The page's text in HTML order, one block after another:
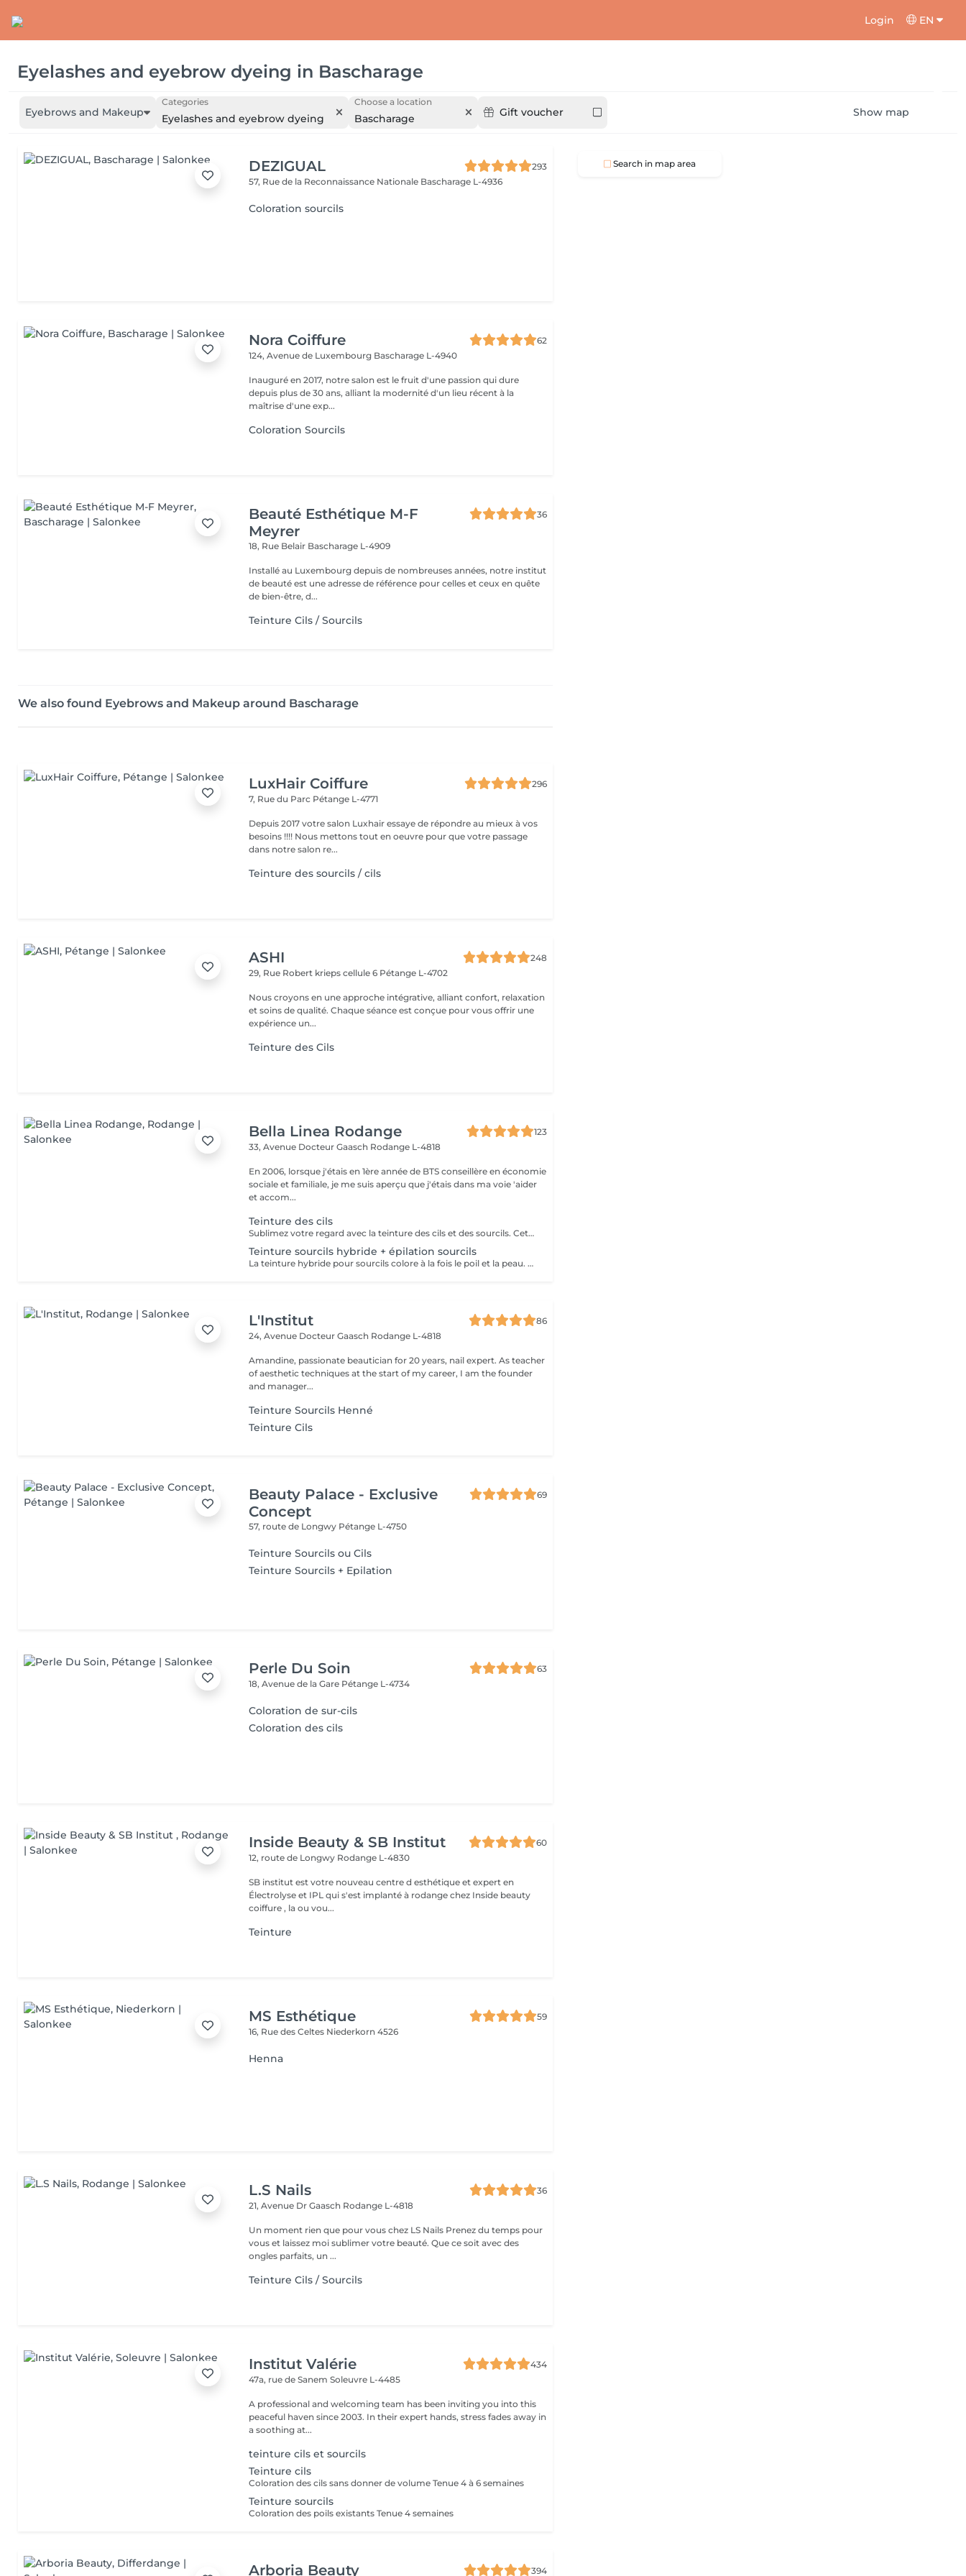
Login EN
Eyelashes and eyebrow dyeing in Bascharage
Eyebrows and Makeup
Categories
Eyelashes and eyebrow dyeing
Choose a location
Bascharage Gift voucher Show map
DEZIGUAL
293
57, Rue de la Reconnaissance Nationale Bascharage L-4936
Coloration sourcils
Nora Coiffure
62
124, Avenue de Luxembourg Bascharage L-4940
Inauguré en 2017, notre salon est le fruit d'une passion qui dure
depuis plus de 30 ans, alliant la modernité d'un lieu récent à la
maîtrise d'une exp...
Coloration Sourcils
Beauté Esthétique M-F
Meyrer
36
18, Rue Belair Bascharage L-4909
Installé au Luxembourg depuis de nombreuses années, notre institut
de beauté est une adresse de référence pour celles et ceux en quête
de bien-être, d...
Teinture Cils / Sourcils
We also found Eyebrows and Makeup around Bascharage
LuxHair Coiffure
296
7, Rue du Parc Pétange L-4771
Depuis 2017 votre salon Luxhair essaye de répondre au mieux à vos
besoins !!!! Nous mettons tout en oeuvre pour que votre passage
dans notre salon re...
Teinture des sourcils / cils
ASHI
248
29, Rue Robert krieps cellule 6 Pétange L-4702
Nous croyons en une approche intégrative, alliant confort, relaxation
et soins de qualité. Chaque séance est conçue pour vous offrir une
expérience un...
Teinture des Cils
Bella Linea Rodange
123
33, Avenue Docteur Gaasch Rodange L-4818
En 2006, lorsque j'étais en 1ère année de BTS conseillère en économie
sociale et familiale, je me suis aperçu que j'étais dans ma voie 'aider
et accom...
Teinture des cils
Sublimez votre regard avec la teinture des cils et des sourcils. Cette technique simple et efficace colore vos poils de manière uniforme et durable, créant l'illusion de cils plus fournis et de sourcils mieux dessinés. Les bénéfices : Regard intensifié naturellement Cils et sourcils mieux définis Effet maquillage longue durée sans retouche quotidienne Adapté à votre carnation grâce à une palette de teintes personnalisée Une solution idéale pour gagner du temps le matin et profiter d'un regard parfaitement souligné en toute simplicité.
Teinture sourcils hybride + épilation sourcils
La teinture hybride pour sourcils colore à la fois le poil et la peau. Cela donne un effet maquillé durable sans maquillage permanent.
L'Institut
86
24, Avenue Docteur Gaasch Rodange L-4818
Amandine, passionate beautician for 20 years, nail expert. As teacher
of aesthetic techniques at the start of my career, I am the founder
and manager...
Teinture Sourcils Henné
Teinture Cils
Beauty Palace - Exclusive
Concept
69
57, route de Longwy Pétange L-4750
Teinture Sourcils ou Cils
Teinture Sourcils + Epilation
Perle Du Soin
63
18, Avenue de la Gare Pétange L-4734
Coloration de sur-cils
Coloration des cils
Inside Beauty & SB Institut
60
12, route de Longwy Rodange L-4830
SB institut est votre nouveau centre d esthétique et expert en
Électrolyse et IPL qui s'est implanté à rodange chez Inside beauty
coiffure , la ou vou...
Teinture
MS Esthétique
59
16, Rue des Celtes Niederkorn 4526
Henna
L.S Nails
36
21, Avenue Dr Gaasch Rodange L-4818
Un moment rien que pour vous chez LS Nails Prenez du temps pour
vous et laissez moi sublimer votre beauté. Que ce soit avec des
ongles parfaits, un ...
Teinture Cils / Sourcils
Institut Valérie
434
47a, rue de SanemSoleuvre L-4485
A professional and welcoming team has been inviting you into this
peaceful haven since 2003. In their expert hands, stress fades away in
a soothing at...
teinture cils et sourcils
Teinture cils
Coloration des cils sans donner de volume Tenue 4 à 6 semaines
Teinture sourcils
Coloration des poils existants Tenue 4 semaines
Arboria Beauty 394
Search in map area